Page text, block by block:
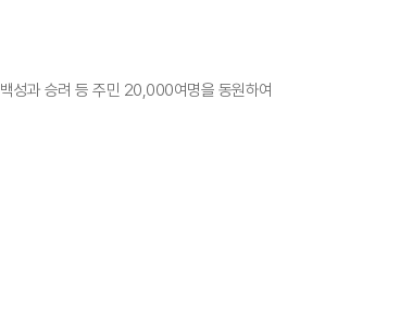
백성과 승려 등 주민 20,000여명을 동원하여